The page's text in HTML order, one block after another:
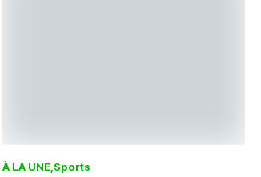
À LA UNE Sports